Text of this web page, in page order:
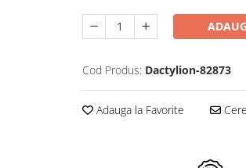
Cod Produs: Dactylion-82873
Adauga la Favorite